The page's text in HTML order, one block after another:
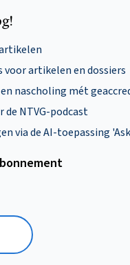
artikelen en dossiers
nascholing mét
NTVG-podcast
via de AI-toepassing